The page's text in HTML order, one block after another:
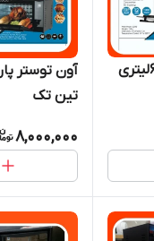
توستر تستر اون توستر پارس ۶۰لیتری
تین تک
8,000,000